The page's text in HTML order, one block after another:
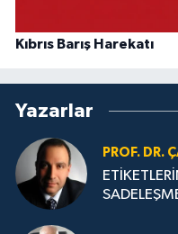
Kıbrıs Barış Harekatı
Yazarlar
PROF. DR.